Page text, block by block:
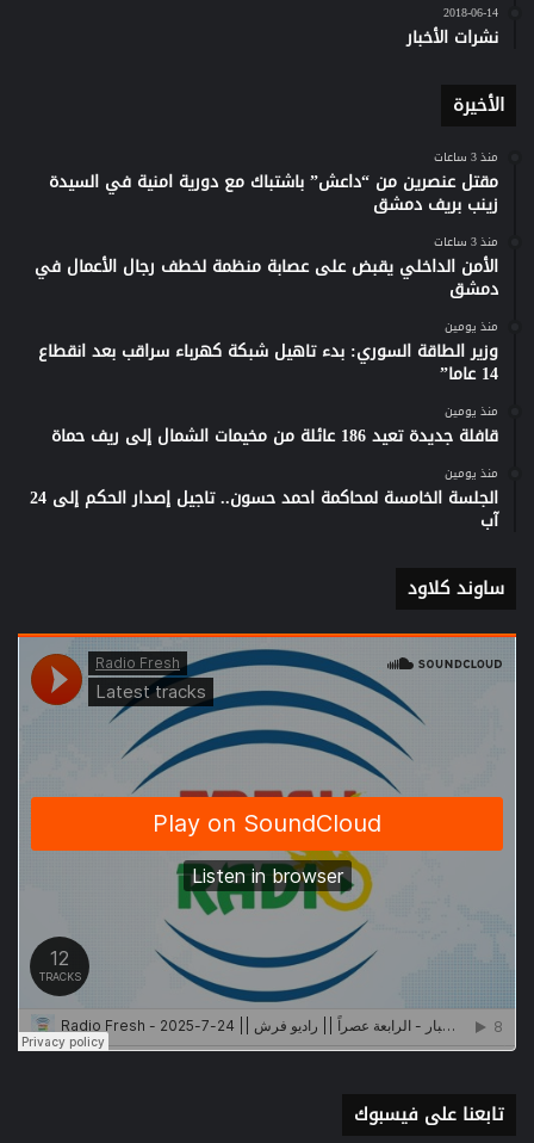
2018-06-14
نشرات الأخبار
الأخيرة
منذ 3 ساعات
مقتل عنصرين من “داعش” باشتباك مع دورية امنية في السيدة
زينب بريف دمشق
منذ 3 ساعات
الأمن الداخلي يقبض على عصابة منظمة لخطف رجال الأعمال في
دمشق
منذ يومين
وزير الطاقة السوري: بدء تاهيل شبكة كهرباء سراقب بعد انقطاع
14 عاما”
منذ يومين
قافلة جديدة تعيد 186 عائلة من مخيمات الشمال إلى ريف حماة
منذ يومين
الجلسة الخامسة لمحاكمة احمد حسون.. تاجيل إصدار الحكم إلى 24
آب
ساوند كلاود
تابعنا على فيسبوك